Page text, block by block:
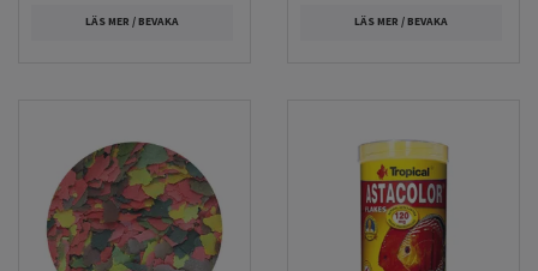
LÄS MER / BEVAKA LÄS MER / BEVAKA